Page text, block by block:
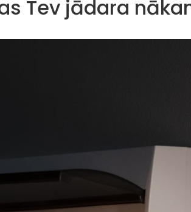
Tev jādara